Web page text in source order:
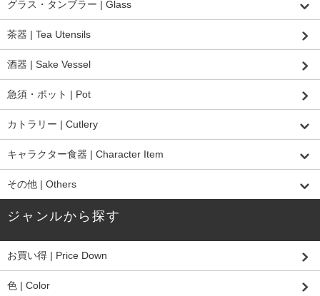
グラス・タンブラー | Glass
茶器 | Tea Utensils
酒器 | Sake Vessel
急須・ポット | Pot
カトラリー | Cutlery
キャラクター食器 | Character Item
その他 | Others
ジャンルから探す
お買い得 | Price Down
色 | Color